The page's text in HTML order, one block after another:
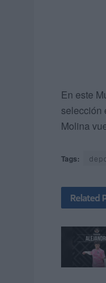
En este
selección
Molina
Tags:
Related